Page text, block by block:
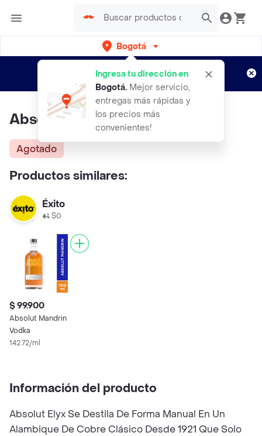
Bogotá
Ingresa tu dirección en
Bogotá. Mejor servicio,
entregas más rápidas y
los precios más
convenientes!
envíos gratis por semanas
Aplican TyC
Absolut Vodka Elyx
Agotado
Productos similares:
Éxito
$0
$ 99.900
Absolut Mandrin
Vodka
142.72/ml
Información del producto
Absolut Elyx Se Destila De Forma Manual En Un
Alambique De Cobre Clásico Desde 1921 Que Solo